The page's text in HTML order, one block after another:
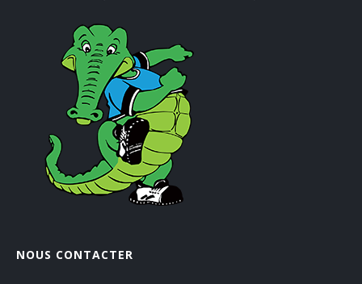
NOUS CONTACTER